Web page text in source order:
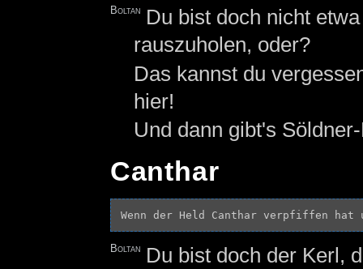
Boltan
Du bist doch nicht
rauszuholen, oder?
Das kannst du
hier!
Und dann gibt's
Canthar
Boltan
Du bist doch der Kerl,